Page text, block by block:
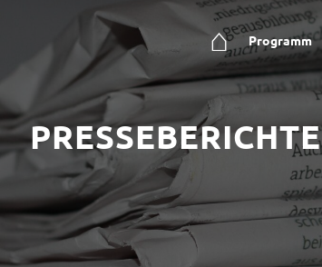
⌂ Programm
PRESSEBERICHTE